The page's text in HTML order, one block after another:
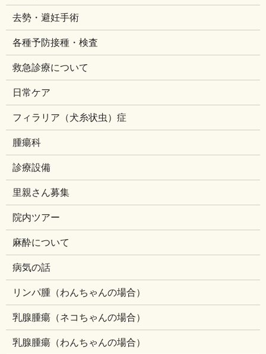
去勢・避妊手術
各種予防接種・検査
救急診療について
日常ケア
フィラリア（犬糸状虫）症
腫瘍科
診療設備
里親さん募集
院内ツアー
麻酔について
病気の話
リンパ腫（わんちゃんの場合）
乳腺腫瘍（ネコちゃんの場合）
乳腺腫瘍（わんちゃんの場合）